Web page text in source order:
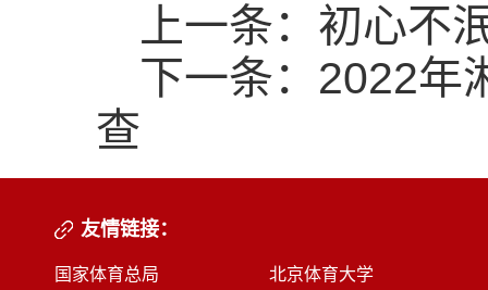
上一条： 初心不
下一条： 2022年
查
友情链接：
国家体育总局 北京体育大学